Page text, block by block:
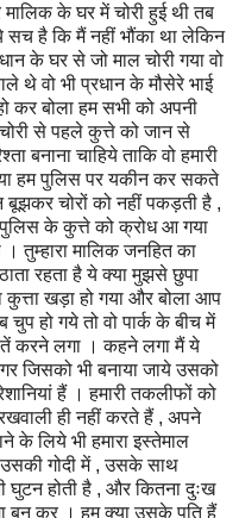
मालिक के घर में चोरी हुई थी तब
सच है कि मैं नहीं भौंका था लेकिन
के घर से जो माल चोरी गया वो
थे वो भी प्रधान के मौसेरे भाई
कर बोला हम सभी को अपनी
से पहले कुत्ते को जान से
बनाना चाहिये ताकि वो हमारी
हम पुलिस पर यकीन कर सकते
बूझकर चोरों को नहीं पकड़ती है ,
के कुत्ते को क्रोध आ गया
तुम्हारा मालिक जनहित का
रहता है ये क्या मुझसे छुपा
खड़ा हो गया और बोला आप
हो गये तो वो पार्क के बीच में
करने लगा । कहने लगा मैं ये
जिसको भी बनाया जाये उसको
हैं । हमारी तकलीफों को
ही नहीं करते हैं , अपने
लिये भी हमारा इस्तेमाल
गोदी में , उसके साथ
घुटन होती है , और कितना दुःख
बन कर । हम क्या उसके पति हैं